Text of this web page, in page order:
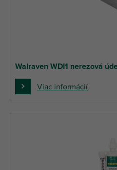
Walraven WDI1 nerezová
Viac informácií